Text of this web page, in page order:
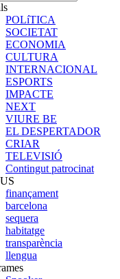
POLíTICA
SOCIETAT
ECONOMIA
CULTURA
INTERNACIONAL
ESPORTS
IMPACTE
NEXT
VIURE BE
EL DESPERTADOR
CRIAR
TELEVISIÓ
Contingut patrocinat
finançament
barcelona
sequera
habitatge
transparència
llengua